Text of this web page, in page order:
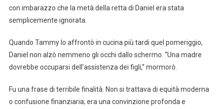
con imbarazzo che la metà della retta di Daniel era stata
semplicemente ignorata.
Quando Tammy lo affrontò in cucina più tardi quel pomeriggio,
Daniel non alzò nemmeno gli occhi dallo schermo. “Una madre
dovrebbe occuparsi dell’assistenza dei figli,” mormorò.
Fu una frase di terribile finalità. Non si trattava di equità moderna
o confusione finanziaria; era una convinzione profonda e